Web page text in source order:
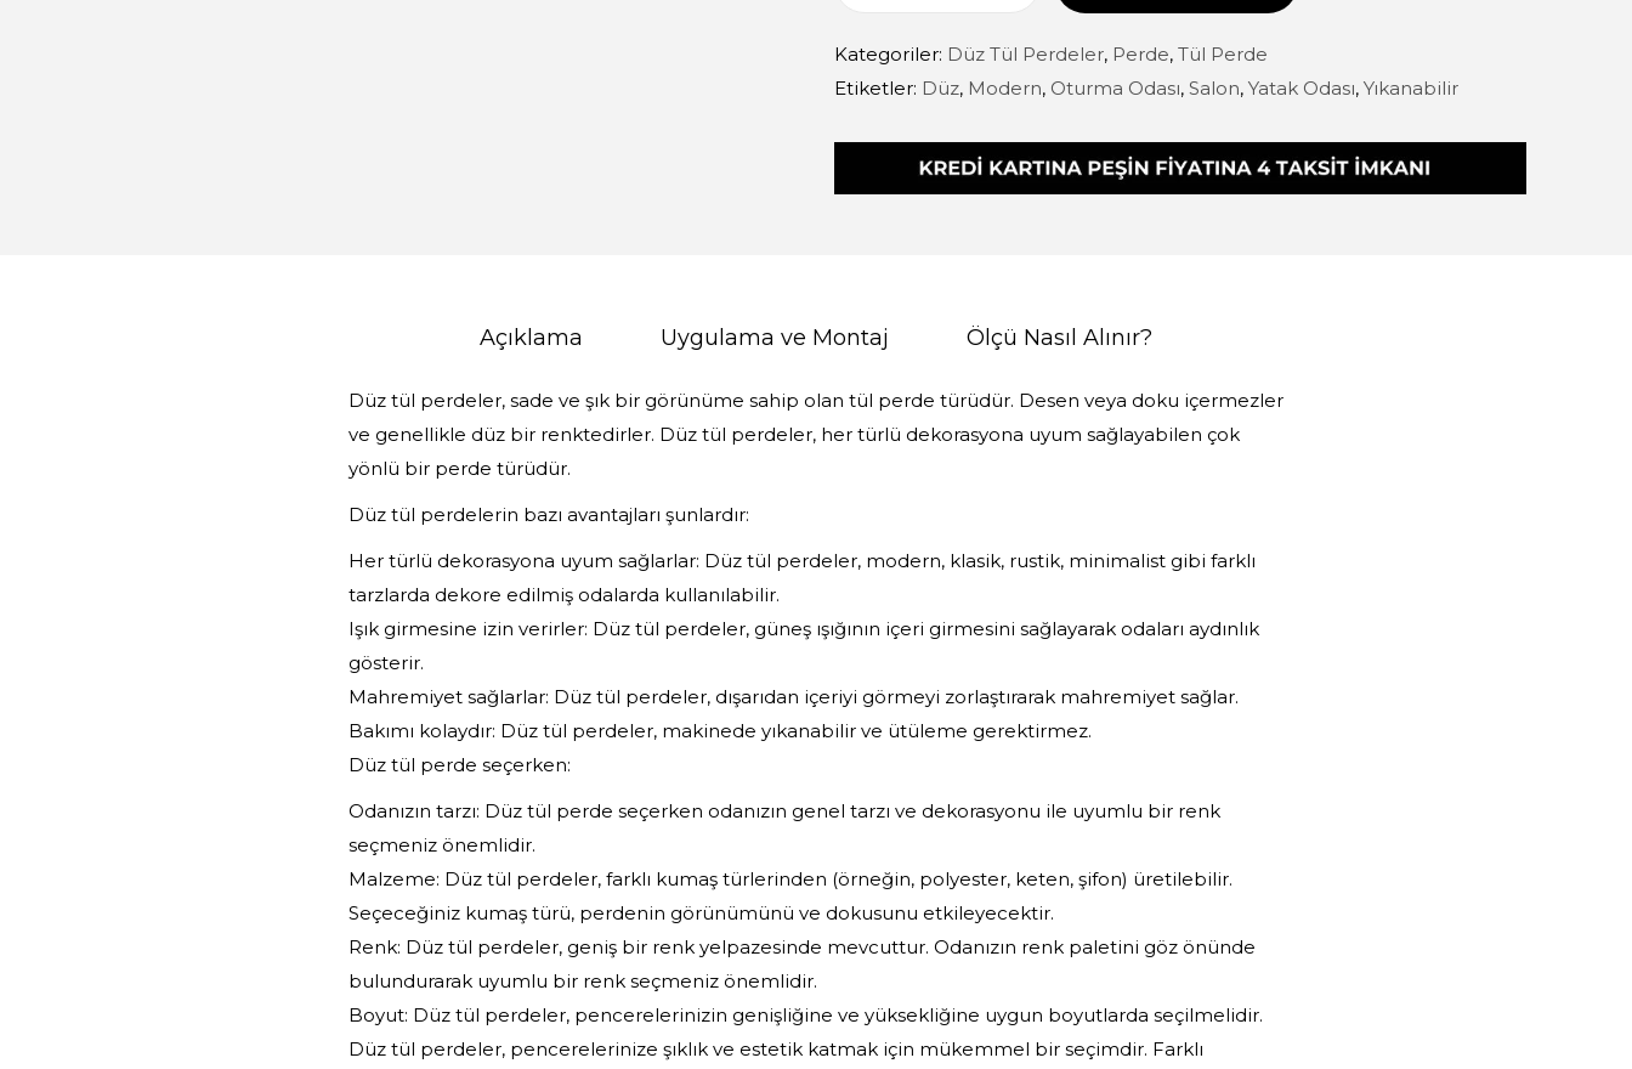
Kategoriler: Düz Tül Perdeler, Perde, Tül Perde
Etiketler: Düz, Modern, Oturma Odası, Salon, Yatak Odası, Yıkanabilir
Açıklama Uygulama ve Montaj Ölçü Nasıl Alınır?
Düz tül perdeler, sade ve şık bir görünüme sahip olan tül perde türüdür. Desen veya doku içermezler
ve genellikle düz bir renktedirler. Düz tül perdeler, her türlü dekorasyona uyum sağlayabilen çok
yönlü bir perde türüdür.
Düz tül perdelerin bazı avantajları şunlardır:
Her türlü dekorasyona uyum sağlarlar: Düz tül perdeler, modern, klasik, rustik, minimalist gibi farklı
tarzlarda dekore edilmiş odalarda kullanılabilir.
Işık girmesine izin verirler: Düz tül perdeler, güneş ışığının içeri girmesini sağlayarak odaları aydınlık
gösterir.
Mahremiyet sağlarlar: Düz tül perdeler, dışarıdan içeriyi görmeyi zorlaştırarak mahremiyet sağlar.
Bakımı kolaydır: Düz tül perdeler, makinede yıkanabilir ve ütüleme gerektirmez.
Düz tül perde seçerken:
Odanızın tarzı: Düz tül perde seçerken odanızın genel tarzı ve dekorasyonu ile uyumlu bir renk
seçmeniz önemlidir.
Malzeme: Düz tül perdeler, farklı kumaş türlerinden (örneğin, polyester, keten, şifon) üretilebilir.
Seçeceğiniz kumaş türü, perdenin görünümünü ve dokusunu etkileyecektir.
Renk: Düz tül perdeler, geniş bir renk yelpazesinde mevcuttur. Odanızın renk paletini göz önünde
bulundurarak uyumlu bir renk seçmeniz önemlidir.
Boyut: Düz tül perdeler, pencerelerinizin genişliğine ve yüksekliğine uygun boyutlarda seçilmelidir.
Düz tül perdeler, pencerelerinize şıklık ve estetik katmak için mükemmel bir seçimdir. Farklı